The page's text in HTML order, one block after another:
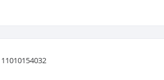
11010154032